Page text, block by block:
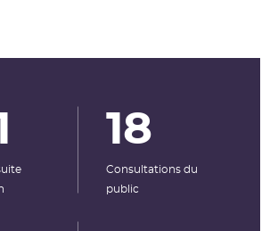
18
Consultations du
public